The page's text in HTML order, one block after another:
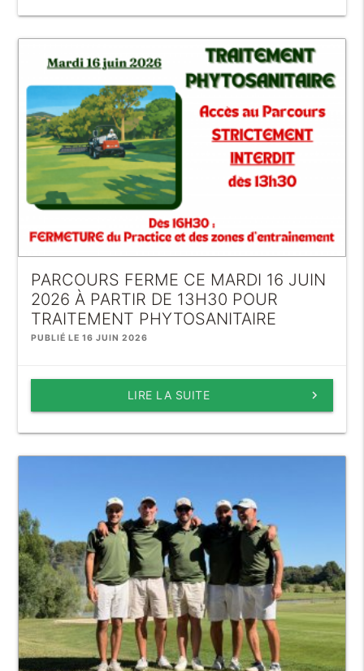
PARCOURS FERME CE MARDI 16 JUIN
2026 À PARTIR DE 13H30 POUR
TRAITEMENT PHYTOSANITAIRE
PUBLIÉ LE 16 JUIN 2026
keyboard_arrow_right
LIRE LA SUITE